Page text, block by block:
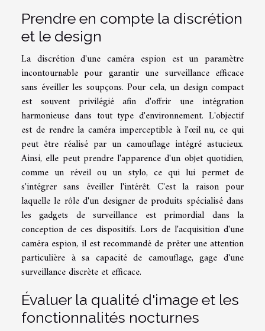
Prendre en compte la discrétion
et le design
La discrétion d'une caméra espion est un paramètre
incontournable pour garantir une surveillance efficace
sans éveiller les soupçons. Pour cela, un design compact
est souvent privilégié afin d'offrir une intégration
harmonieuse dans tout type d'environnement. L'objectif
est de rendre la caméra imperceptible à l'œil nu, ce qui
peut être réalisé par un camouflage intégré astucieux.
Ainsi, elle peut prendre l'apparence d'un objet quotidien,
comme un réveil ou un stylo, ce qui lui permet de
s'intégrer sans éveiller l'intérêt. C'est la raison pour
laquelle le rôle d'un designer de produits spécialisé dans
les gadgets de surveillance est primordial dans la
conception de ces dispositifs. Lors de l'acquisition d'une
caméra espion, il est recommandé de prêter une attention
particulière à sa capacité de camouflage, gage d'une
surveillance discrète et efficace.
Évaluer la qualité d'image et les
fonctionnalités nocturnes